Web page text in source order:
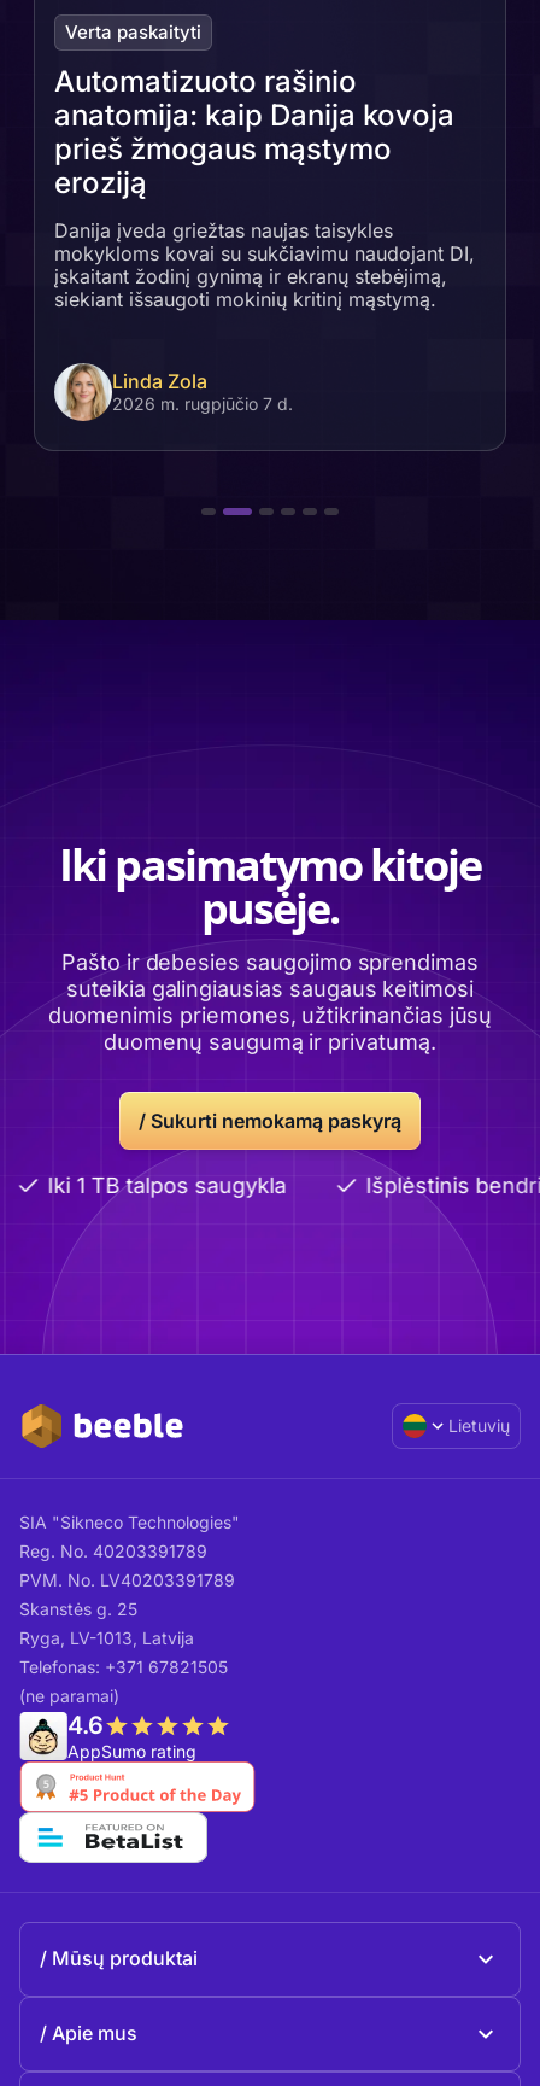
Verta paskaityti
Automatizuoto rašinio
anatomija: kaip Danija kovoja
prieš žmogaus mąstymo
eroziją
Danija įveda griežtas naujas taisykles
mokykloms kovai su sukčiavimu naudojant DI,
įskaitant žodinį gynimą ir ekranų stebėjimą,
siekiant išsaugoti mokinių kritinį mąstymą.
Linda Zola
2026 m. rugpjūčio 7 d.
Iki pasimatymo kitoje
pusėje.
Pašto ir debesies saugojimo sprendimas
suteikia galingiausias saugaus keitimosi
duomenimis priemones, užtikrinančias jūsų
duomenų saugumą ir privatumą.
/ Sukurti nemokamą paskyrą
Iki 1 TB talpos saugykla Išplėstinis
Lietuvių
SIA "Sikneco Technologies"
Reg. No. 40203391789
PVM. No. LV40203391789
Skanstės g. 25
Ryga, LV-1013, Latvija
Telefonas: +371 67821505
(ne paramai)
4.6
AppSumo rating
Mūsų produktai
Apie mus